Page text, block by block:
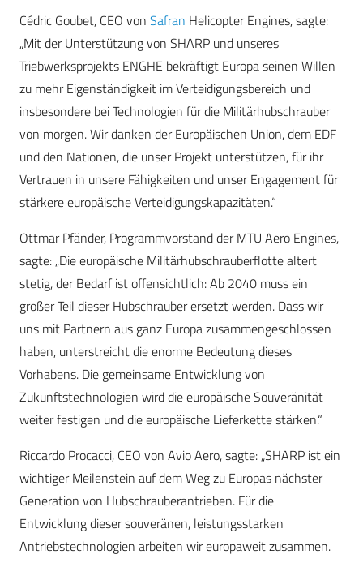
Cédric Goubet, CEO von Safran Helicopter Engines, sagte:
„Mit der Unterstützung von SHARP und unseres
Triebwerksprojekts ENGHE bekräftigt Europa seinen Willen
zu mehr Eigenständigkeit im Verteidigungsbereich und
insbesondere bei Technologien für die Militärhubschrauber
von morgen. Wir danken der Europäischen Union, dem EDF
und den Nationen, die unser Projekt unterstützen, für ihr
Vertrauen in unsere Fähigkeiten und unser Engagement für
stärkere europäische Verteidigungskapazitäten.“
Ottmar Pfänder, Programmvorstand der MTU Aero Engines,
sagte: „Die europäische Militärhubschrauberflotte altert
stetig, der Bedarf ist offensichtlich: Ab 2040 muss ein
großer Teil dieser Hubschrauber ersetzt werden. Dass wir
uns mit Partnern aus ganz Europa zusammengeschlossen
haben, unterstreicht die enorme Bedeutung dieses
Vorhabens. Die gemeinsame Entwicklung von
Zukunftstechnologien wird die europäische Souveränität
weiter festigen und die europäische Lieferkette stärken.“
Riccardo Procacci, CEO von Avio Aero, sagte: „SHARP ist ein
wichtiger Meilenstein auf dem Weg zu Europas nächster
Generation von Hubschrauberantrieben. Für die
Entwicklung dieser souveränen, leistungsstarken
Antriebstechnologien arbeiten wir europaweit zusammen.